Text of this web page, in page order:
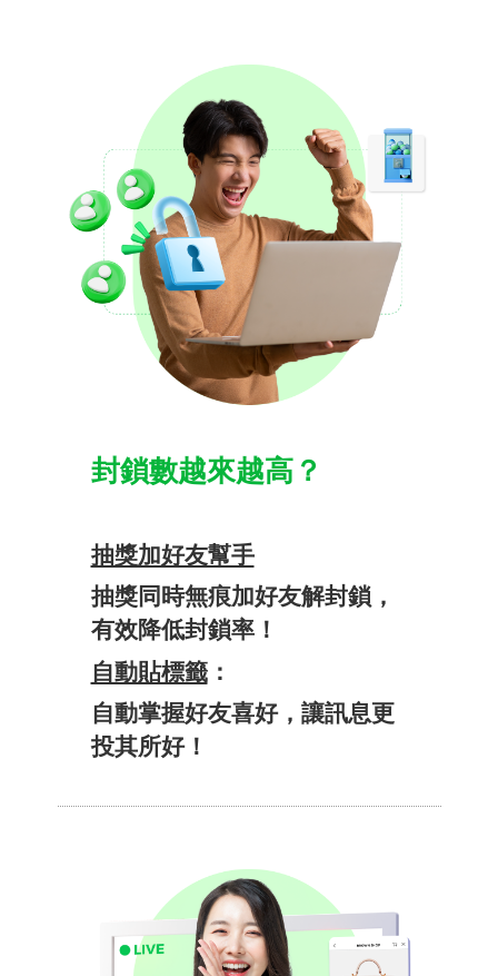
封​鎖數​越​來越​高？
抽​獎​加好​友​幫手
抽獎​同​時無痕​加好​友解​封鎖，​
有效​降​低​封鎖率！​
自動​貼​標籤：​
自動​掌握​好​友​喜好，​讓​訊息​更​
投其​所​好！​